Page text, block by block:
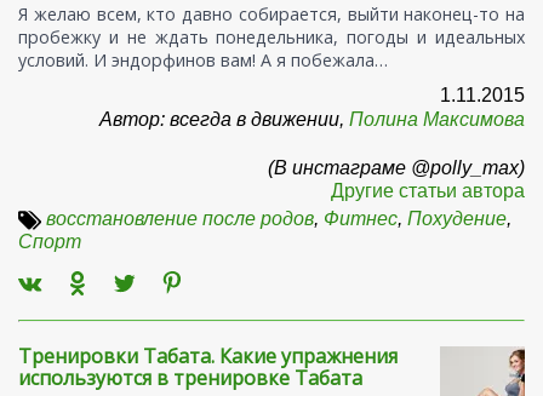
Я желаю всем, кто давно собирается, выйти наконец-то на
пробежку и не ждать понедельника, погоды и идеальных
условий. И эндорфинов вам! А я побежала…
1.11.2015
Автор: всегда в движении, Полина Максимова
(В инстаграме @polly_max)
Другие статьи автора
восстановление после родов, Фитнес, Похудение,
Спорт
Тренировки Табата. Какие упражнения
используются в тренировке Табата